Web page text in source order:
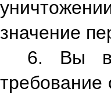
значение
6. Вы
требование